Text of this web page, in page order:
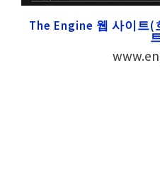
The Engine 웹 사이트